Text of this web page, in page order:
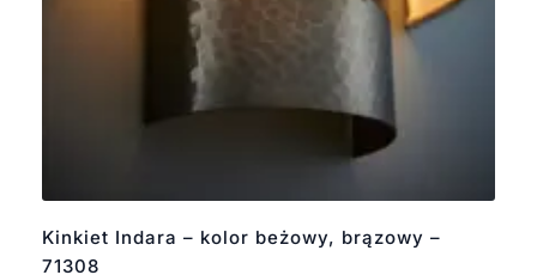
Kinkiet Indara – kolor beżowy, brązowy –
71308